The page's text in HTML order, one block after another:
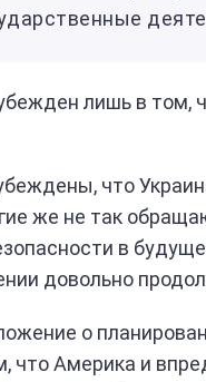
лишь в том,
что
же не так
в
довольно
о
Америка и